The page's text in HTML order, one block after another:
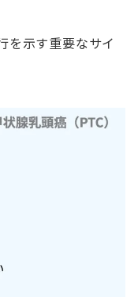
を示す重要なサイ